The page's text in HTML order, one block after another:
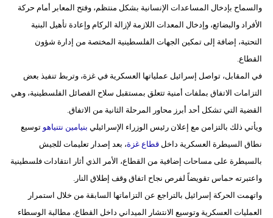
والسماح بإدخال المساعدات الإنسانية بشكل منتظم، وفتح المعابر أمام حركة
الأفراد والبضائع، وإدخال المعدات اللازمة لإزالة الركام وإعادة تأهيل البنية
التحتية، إضافة إلى تمكين الجهات الفلسطينية المختصة من إدارة شؤون
القطاع.
في المقابل، تواصل إسرائيل عملياتها العسكرية في غزة، وتربط تنفيذ بعض
التزامات الاتفاق بملفات أمنية تتعلق بمستقبل سلاح الفصائل الفلسطينية، وهي
القضية التي تشكل أحد أبرز محاور المرحلة الثانية من الاتفاق.
ويأتي ذلك بالتزامن مع إعلان رئيس الوزراء الإسرائيلي بنيامين نتنياهو توسيع
نطاق السيطرة العسكرية داخلقطاع غزة، بعد إصدار تعليمات للجيش
بالسيطرة على مساحات إضافية من القطاع، الأمر الذي أثار انتقادات فلسطينية
واعتبرته حماس تقويضاً لفرص نجاح اتفاق وقف إطلاق النار.
واتهمت الحركة إسرائيل بالتراجع عن التزاماتها السابقة من خلال استمرار
العمليات العسكرية وتوسيع الانتشار الميداني داخل القطاع، مطالبة الوسطاء